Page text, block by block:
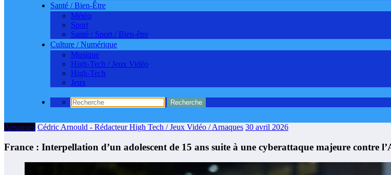
Santé / Bien-Être
Météo
Sport
Santé / Sport / Bien-être
Culture / Numérique
Musique
High-Tech / Jeux Vidéo
High-Tech
Jeux
Arnaques Cédric Arnould - Rédacteur High Tech / Jeux Vidéo / Arnaques 30 avril 2026
France : Interpellation d’un adolescent de 15 ans suite à une cyberattaque majeure contre